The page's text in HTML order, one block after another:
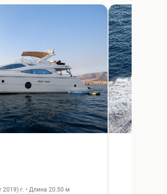
г. • Длина 20.50 м